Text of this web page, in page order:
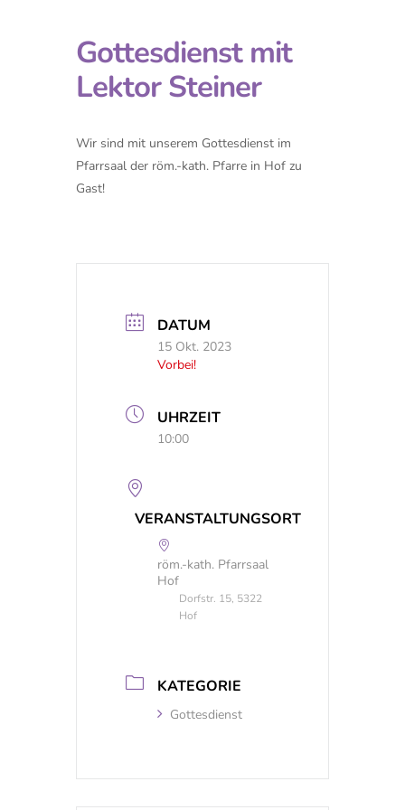
Gottesdienst mit
Lektor Steiner
Wir sind mit unserem Gottesdienst im
Pfarrsaal der röm.-kath. Pfarre in Hof zu
Gast!
DATUM
15 Okt. 2023
Vorbei!
UHRZEIT
10:00
VERANSTALTUNGSORT
röm.-kath. Pfarrsaal
Hof
Dorfstr. 15, 5322
Hof
KATEGORIE
Gottesdienst